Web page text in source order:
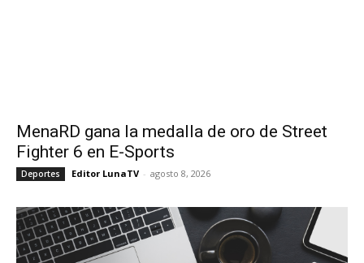
MenaRD gana la medalla de oro de Street
Fighter 6 en E-Sports
Deportes Editor LunaTV - agosto 8, 2026